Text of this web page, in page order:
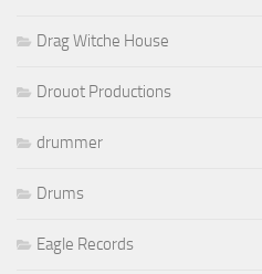
Drag Witche House
Drouot Productions
drummer
Drums
Eagle Records